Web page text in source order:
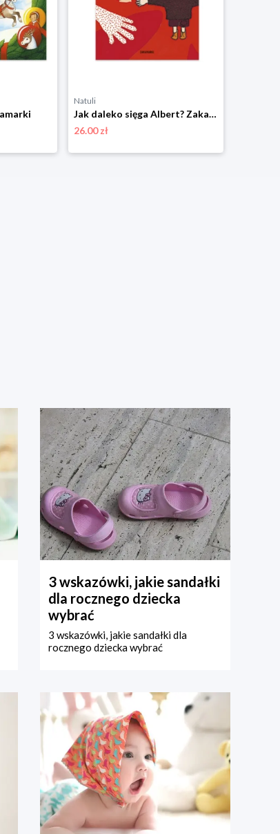
Natuli
Jak daleko sięga Albert? Zakamarki
26.00 zł
3 wskazówki, jakie sandałki
dla rocznego dziecka
wybrać
3 wskazówki, jakie sandałki dla
rocznego dziecka wybrać